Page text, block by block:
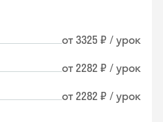
от 3325 ₽ / урок
от 2282 ₽ / урок
от 2282 ₽ / урок